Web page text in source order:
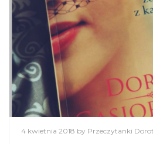
4 kwietnia 2018 by Przeczytanki